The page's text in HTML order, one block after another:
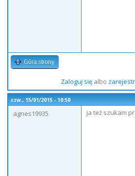
Góra strony
Zaloguj sięalbo
czw., 15/01/2015 - 10:50
agnes19935
ja też szukam